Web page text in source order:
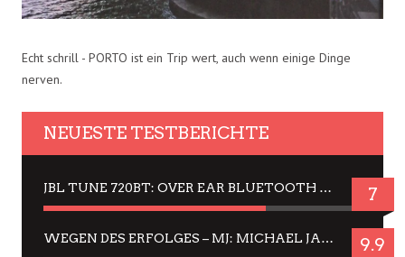
Echt schrill - PORTO ist ein Trip wert, auch wenn einige Dinge
nerven.
NEUESTE TESTBERICHTE
JBL TUNE 720BT: OVER EAR BLUETOOTH KOPFHÖRER UM DIE 50,-€ IM DAUER-TEST 7
WEGEN DES ERFOLGES – MJ: MICHAEL JACKSON MUSICAL IN EINER MATINEE SEHEN 9.9